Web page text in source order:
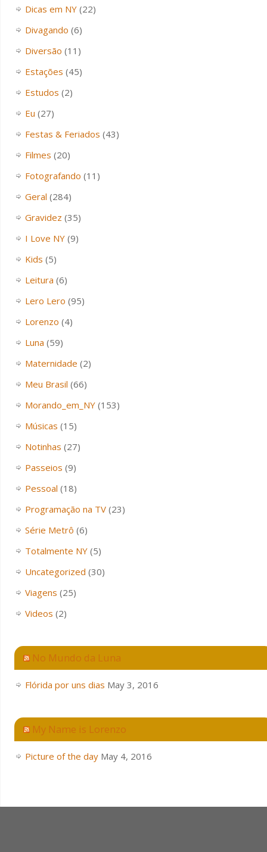
Dicas em NY(22)
Divagando (6)
Diversão (11)
Estações (45)
Estudos (2)
Eu (27)
Festas & Feriados (43)
Filmes (20)
Fotografando (11)
Geral (284)
Gravidez (35)
I Love NY(9)
Kids (5)
Leitura (6)
Lero Lero (95)
Lorenzo (4)
Luna (59)
Maternidade (2)
Meu Brasil (66)
Morando_em_NY(153)
Músicas (15)
Notinhas (27)
Passeios (9)
Pessoal (18)
Programação na TV(23)
Série Metrô (6)
Totalmente NY(5)
Uncategorized (30)
Viagens (25)
Videos (2)
No Mundo da Luna
Flórida por uns dias May 3, 2016
My Name is Lorenzo
Picture of the day May 4, 2016